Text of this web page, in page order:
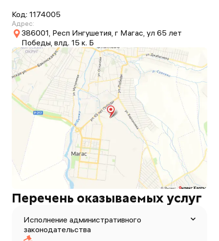
Код: 1174005
Адрес:
386001, Респ Ингушетия, г Магас, ул 65 лет
Победы, влд. 15 к. Б
Перечень оказываемых услуг
Исполнение административного
законодательства